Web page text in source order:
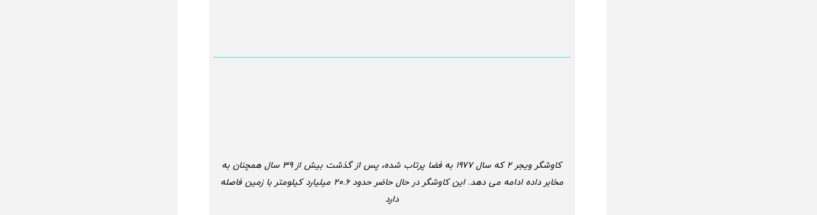
کاوشگر ویجر 2 که سال 1977 به فضا پرتاب شده، پس از گذشت بیش از 39 سال همچنان به
مخابر داده ادامه می دهد. این کاوشگر در حال حاضر حدود 20.6 میلیارد کیلومتر با زمین فاصله
دارد